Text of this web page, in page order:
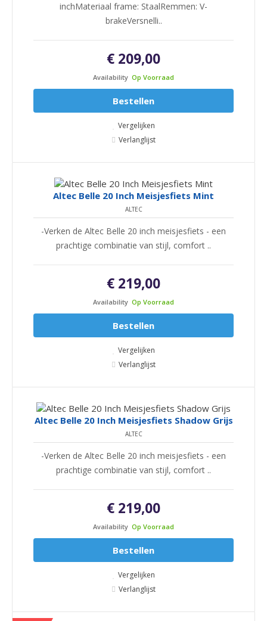
inchMateriaal frame: StaalRemmen: V-
brakeVersnelli..
€ 209,00
Availability Op Voorraad
Bestellen
Vergelijken
Verlanglijst
Altec Belle 20 Inch Meisjesfiets Mint
ALTEC
-Verken de Altec Belle 20 inch meisjesfiets - een
prachtige combinatie van stijl, comfort ..
€ 219,00
Availability Op Voorraad
Bestellen
Vergelijken
Verlanglijst
Altec Belle 20 Inch Meisjesfiets Shadow Grijs
ALTEC
-Verken de Altec Belle 20 inch meisjesfiets - een
prachtige combinatie van stijl, comfort ..
€ 219,00
Availability Op Voorraad
Bestellen
Vergelijken
Verlanglijst